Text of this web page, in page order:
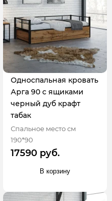
Односпальная кровать
Арга 90 с ящиками
черный дуб крафт
табак
Спальное место см
190*90
17590 руб.
В корзину